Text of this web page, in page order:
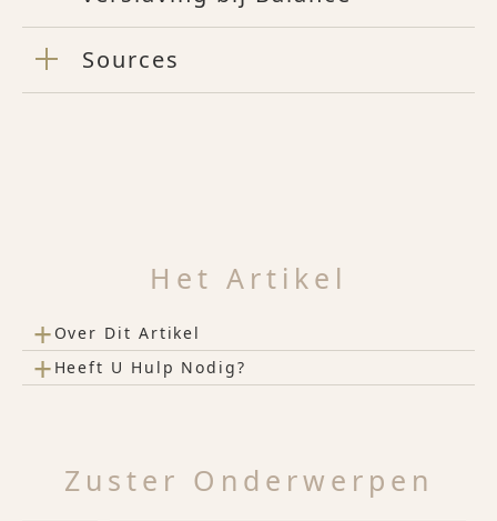
Sources
Het Artikel
+ Over Dit Artikel
+ Heeft U Hulp Nodig?
Zuster Onderwerpen